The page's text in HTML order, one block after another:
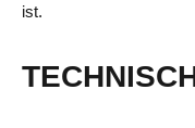
ist.